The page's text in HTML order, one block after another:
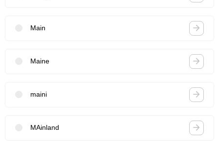
Main
Maine
maini
MAinland